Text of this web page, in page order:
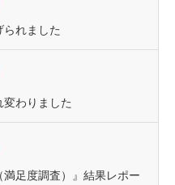
られました
わりました
足度調査）』結果レポー